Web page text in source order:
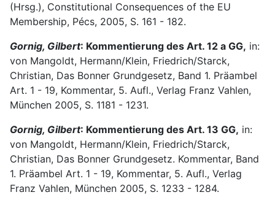
(Hrsg.), Constitutional Consequences of the EU
Membership, Pécs, 2005, S. 161 - 182.
Gornig, Gilbert: Kommentierung des Art. 12 a GG, in:
von Mangoldt, Hermann/Klein, Friedrich/Starck,
Christian, Das Bonner Grundgesetz, Band 1. Präambel
Art. 1 - 19, Kommentar, 5. Aufl., Verlag Franz Vahlen,
München 2005, S. 1181 - 1231.
Gornig, Gilbert: Kommentierung des Art. 13 GG, in:
von Mangoldt, Hermann/Klein, Friedrich/Starck,
Christian, Das Bonner Grundgesetz. Kommentar, Band
1. Präambel Art. 1 - 19, Kommentar, 5. Aufl., Verlag
Franz Vahlen, München 2005, S. 1233 - 1284.